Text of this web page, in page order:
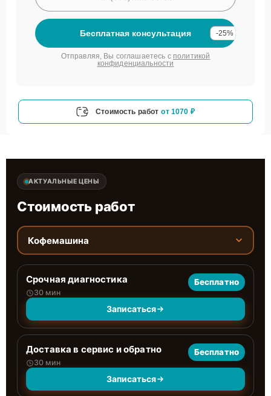
Бесплатная консультация -25%
Отправляя, Вы соглашаетесь с политикой
конфиденциальности
Стоимость работ от 1070 ₽
АКТУАЛЬНЫЕ ЦЕНЫ
Стоимость работ
Кофемашина
Срочная диагностика
30 мин
Бесплатно
Записаться
Доставка в сервис и обратно
30 мин
Бесплатно
Записаться